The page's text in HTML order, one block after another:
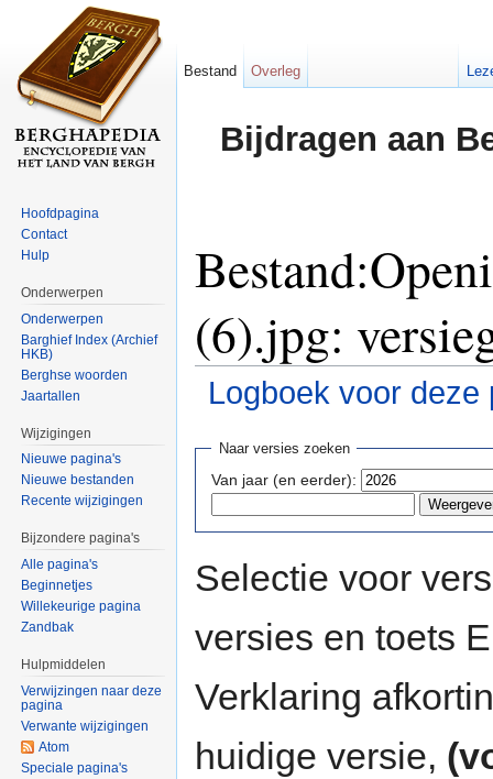
Bijdragen aan
(6).jpg:
Logboek voor deze
Naar versies zoeken
Van jaar (en eerder):
Selectie voor
versies en toets
Verklaring
huidige versie,
Bestand Overleg
Hoofdpagina
Contact
Hulp
Onderwerpen
Onderwerpen
Barghief Index (Archief
HKB)
Berghse woorden
Jaartallen
Wijzigingen
Nieuwe pagina's
Nieuwe bestanden
Recente wijzigingen
Bijzondere pagina's
Alle pagina's
Beginnetjes
Willekeurige pagina
Zandbak
Hulpmiddelen
Verwijzingen naar deze
pagina
Verwante wijzigingen
Atom
Speciale pagina's